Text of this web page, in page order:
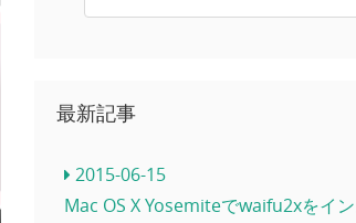
最新記事
2015-06-15
Mac OS X Yosemiteでwaifu2xをイ